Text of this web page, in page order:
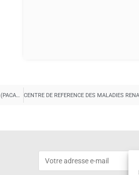
CENTRE DE REFERENCE DES MALADIES NEUROMUSCULAIRES PACA RHONE-ALPES REUNION (PACARARES) – Site constitutif